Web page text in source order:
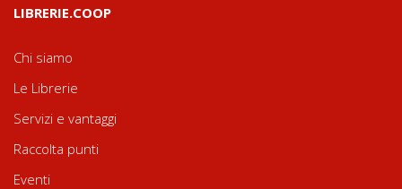
LIBRERIE.COOP
Chi siamo
Le Librerie
Servizi e vantaggi
Raccolta punti
Eventi